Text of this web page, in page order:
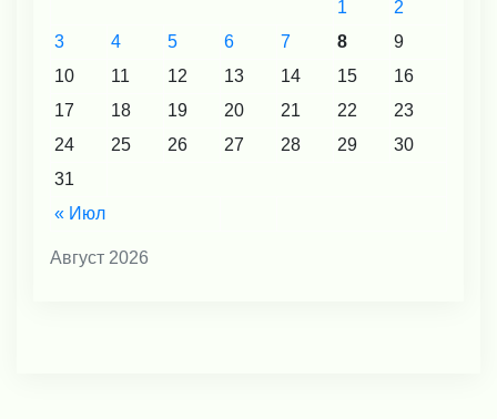
Август 2026
« Июл
1
2
3
4 5 6 7 8
9
10
11 12 13 14 15
16
17
18 19 20 21 22
23
24
25 26 27 28 29
30
31